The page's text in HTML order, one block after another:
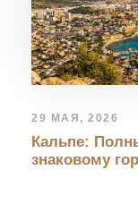
29 МАЯ, 2026
Кальпе:
знаковому